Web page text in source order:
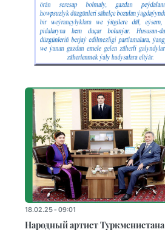
18.02.25 - 09:01
Народный артист Туркменистана